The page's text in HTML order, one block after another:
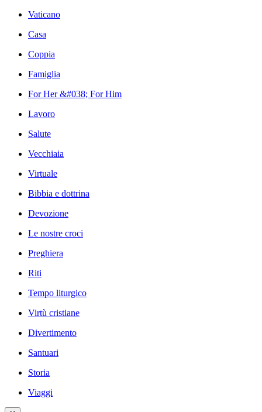
Vaticano
Casa
Coppia
Famiglia
For Her &#038; For Him
Lavoro
Salute
Vecchiaia
Virtuale
Bibbia e dottrina
Devozione
Le nostre croci
Preghiera
Riti
Tempo liturgico
Virtù cristiane
Divertimento
Santuari
Storia
Viaggi